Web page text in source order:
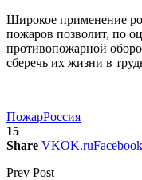
Широкое применение
пожаров позволит, по
противопожарной
сберечь их жизни в
ПожарРоссия
15
Share VKOK.ruFacebook
Prev Post